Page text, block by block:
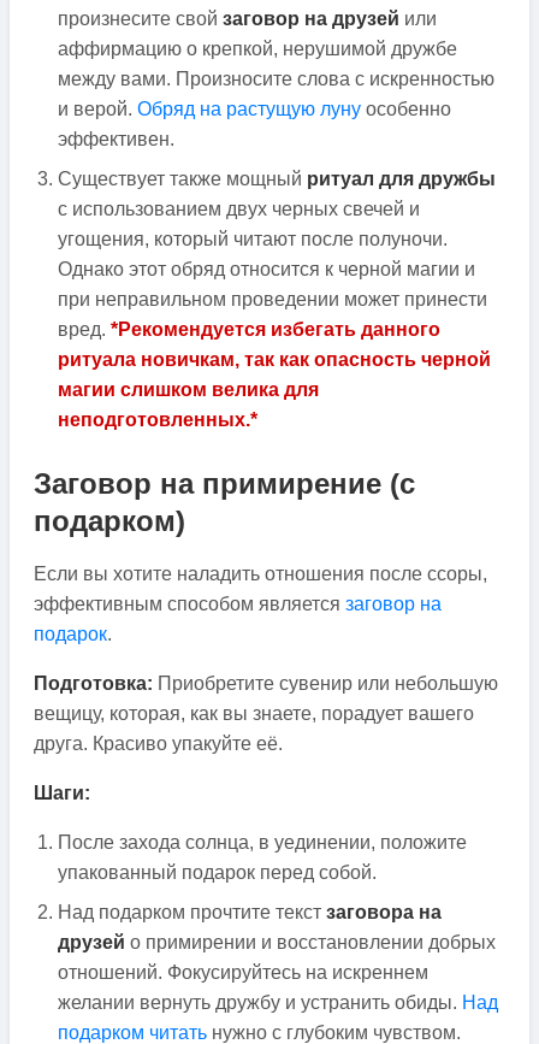
произнесите свой заговор на друзей или
аффирмацию о крепкой, нерушимой дружбе
между вами. Произносите слова с искренностью
и верой. Обряд на растущую луну особенно
эффективен.
Существует также мощный ритуал для дружбы
с использованием двух черных свечей и
угощения, который читают после полуночи.
Однако этот обряд относится к черной магии и
при неправильном проведении может принести
вред. *Рекомендуется избегать данного
ритуала новичкам, так как опасность черной
магии слишком велика для
неподготовленных.*
Заговор на примирение (с
подарком)
Если вы хотите наладить отношения после ссоры,
эффективным способом является заговор на
подарок.
Подготовка: Приобретите сувенир или небольшую
вещицу, которая, как вы знаете, порадует вашего
друга. Красиво упакуйте её.
Шаги:
После захода солнца, в уединении, положите
упакованный подарок перед собой.
Над подарком прочтите текст заговора на
друзей о примирении и восстановлении добрых
отношений. Фокусируйтесь на искреннем
желании вернуть дружбу и устранить обиды. Над
подарком читать нужно с глубоким чувством.